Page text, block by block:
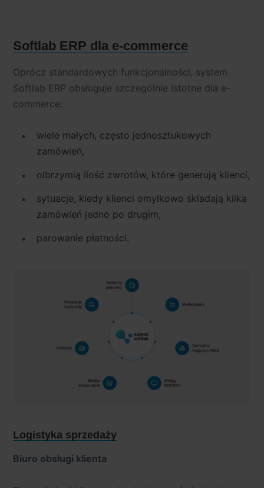
Softlab ERP dla e-commerce
Oprócz standardowych funkcjonalności, system
Softlab ERP obsługuje szczególnie istotne dla e-
commerce:
wiele małych, często jednosztukowych
zamówień,
olbrzymią ilość zwrotów, które generują klienci,
sytuacje, kiedy klienci omyłkowo składają kilka
zamówień jedno po drugim,
parowanie płatności.
Logistyka sprzedaży
Biuro obsługi klienta